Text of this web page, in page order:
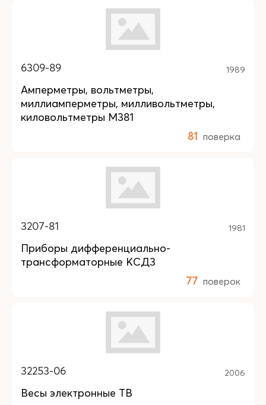
6309-89 1989
Амперметры, вольтметры,
миллиамперметры, милливольтметры,
киловольтметры М381
81 поверка
3207-81 1981
Приборы дифференциально-
трансформаторные КСД3
77 поверок
32253-06 2006
Весы электронные ТВ